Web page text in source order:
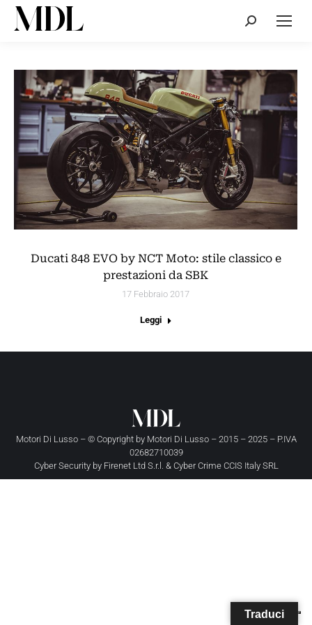
Cerca:
Ducati 848 EVO by NCT Moto: stile classico e
prestazioni da SBK
17 Febbraio 2017
Leggi
Motori Di Lusso – © Copyright by Motori Di Lusso– 2015 – 2025 – P.IVA
02682710039
Cyber Security by Firenet Ltd S.r.l. & Cyber Crime CCIS Italy SRL
Traduci